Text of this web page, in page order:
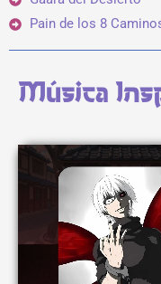
Pain de los 8
Música